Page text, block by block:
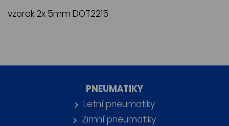
vzorek 2x 5mm DOT2215
PNEUMATIKY
Letní pneumatiky
Zimní pneumatiky